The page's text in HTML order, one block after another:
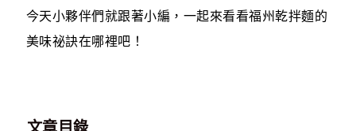
今天小夥伴們就跟著小編，一起來看看福州乾拌麵的
美味祕訣在哪裡吧！
文章目錄